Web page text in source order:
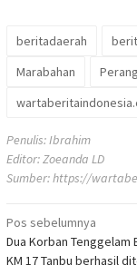
beritadaerah
Marabahan
Penulis: Ibrahim
Editor: Zoeanda LD
Sumber:https://
Navigasi
pos
Pos sebelumnya
Dua Korban Tenggelam
KM 17 Tanbu berhasil